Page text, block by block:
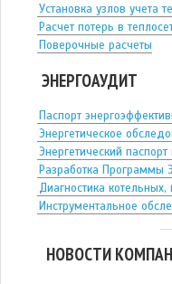
Установка узлов учета
Расчет потерь в
Поверочные расчеты
ЭНЕРГОАУДИТ
Паспорт
Энергетическое
Энергетический
Разработка Программы
Диагностика
Инструментальное
НОВОСТИ